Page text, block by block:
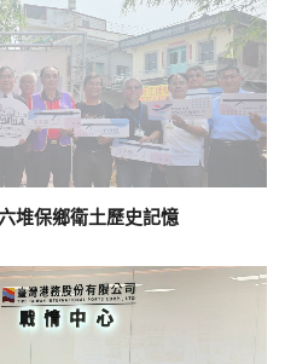
堆保鄉衛土歷史記憶